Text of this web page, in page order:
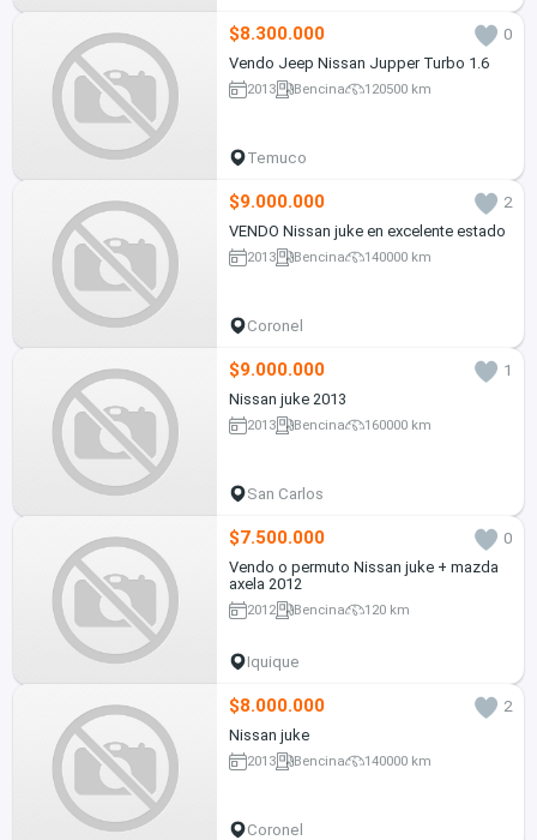
$8.300.000
0
Vendo Jeep Nissan Jupper Turbo 1.6
2013 Bencina 120500 km
Temuco
$9.000.000
2
VENDO Nissan juke en excelente estado
2013 Bencina 140000 km
Coronel
$9.000.000
1
Nissan juke 2013
2013 Bencina 160000 km
San Carlos
$7.500.000
0
Vendo o permuto Nissan juke + mazda
axela 2012
2012 Bencina 120 km
Iquique
$8.000.000
2
Nissan juke
2013 Bencina 140000 km
Coronel